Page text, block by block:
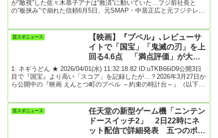
が“敵視”した佐々木恭子アナは“救済”に動いていた…フジ前社長と
の“板挟み”で崩れた信頼6月5日、元SMAP・中居正広と元フジテレビ
と大多亮元専務を提訴する方針を明らかにした。また中居とAさん
の“間を取り持った”とされる、「4段階の降格」処分が言い渡された
芸スポニュース
【映画】『プペル』､レビューサ
イトで「国宝」「鬼滅の刃」を上
回る4.6点 「満点評価」が大量
投下？
1: ネギうどん ★ 2026/04/01(水) 11:32:18.82 ID:uTKB66iD9公開3日
目で『国宝』より高い「スコア」を記録したが…？2026年3月27日か
ら公開中の『映画 えんとつ町のプペル ～約束の時計台～』（以下、
しに作品として楽しんでよいものですが、同作についてはそれを難
しくする問題が発生しています。映画ライターのヒナタカさんに解
芸スポニュース
任天堂の新型ゲーム機「ニンテン
ドースイッチ2」 2日22時にネ
ット配信で詳細発表 五つのポイ